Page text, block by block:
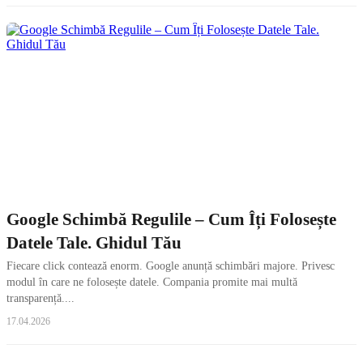
Google Schimbă Regulile – Cum Îți Folosește
Datele Tale. Ghidul Tău
Fiecare click contează enorm. Google anunță schimbări majore. Privesc
modul în care ne folosește datele. Compania promite mai multă
transparență....
17.04.2026